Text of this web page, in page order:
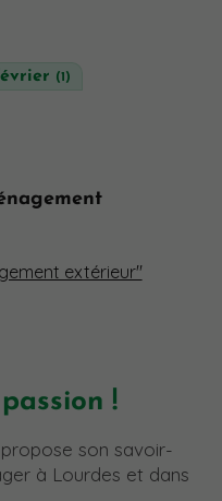
(1)
extérieur"
!
propose son savoir-
à Lourdes et dans